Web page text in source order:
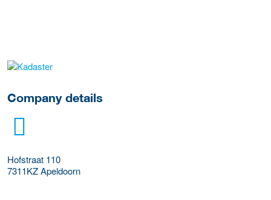
More Employer Details
Company details
Hofstraat 110
7311KZApeldoorn